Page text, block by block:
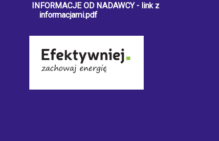
INFORMACJE OD NADAWCY - link z
informacjami.pdf